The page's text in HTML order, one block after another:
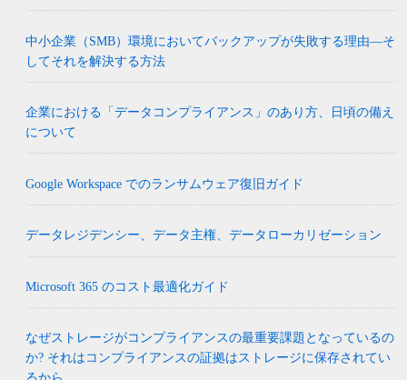
中小企業（SMB）環境においてバックアップが失敗する理由―そ
してそれを解決する方法
企業における「データコンプライアンス」のあり方、日頃の備え
について
Google Workspace でのランサムウェア復旧ガイド
データレジデンシー、データ主権、データローカリゼーション
Microsoft 365 のコスト最適化ガイド
なぜストレージがコンプライアンスの最重要課題となっているの
か? それはコンプライアンスの証拠はストレージに保存されてい